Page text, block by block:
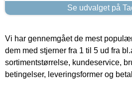
Se udvalget på
Vi har gennemgået de mest
dem med stjerner fra 1 til 5 ud fra
sortimentstørrelse, kundeservice,
betingelser, leveringsformer og